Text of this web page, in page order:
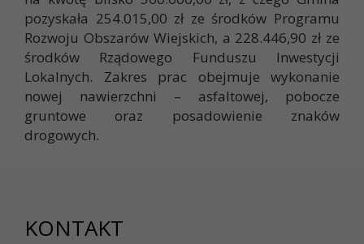
pozyskała 254.015,00 zł ze środków Programu
Rozwoju Obszarów Wiejskich, a 228.446,90 zł ze
środków Rządowego Funduszu Inwestycji
Lokalnych. Zakres prac obejmuje wykonanie
nowej nawierzchni – asfaltowej, pobocze
gruntowe oraz posadowienie znaków
drogowych.
KONTAKT